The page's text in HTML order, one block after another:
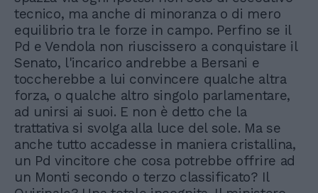
tecnico, ma anche di minoranza o di mero
equilibrio tra le forze in campo. Perfino se il
Pd e Vendola non riuscissero a conquistare il
Senato, l'incarico andrebbe a Bersani e
toccherebbe a lui convincere qualche altra
forza, o qualche altro singolo parlamentare,
ad unirsi ai suoi. E non è detto che la
trattativa si svolga alla luce del sole. Ma se
anche tutto accadesse in maniera cristallina,
un Pd vincitore che cosa potrebbe offrire ad
un Monti secondo o terzo classificato? Il